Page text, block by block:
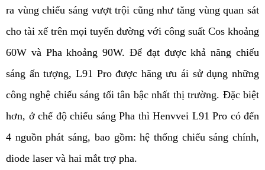
ra vùng chiếu sáng vượt trội cũng như tăng vùng quan sát
cho tài xế trên mọi tuyến đường với công suất Cos khoảng
60W và Pha khoảng 90W. Để đạt được khả năng chiếu
sáng ấn tượng, L91 Pro được hãng ưu ái sử dụng những
công nghệ chiếu sáng tối tân bậc nhất thị trường. Đặc biệt
hơn, ở chế độ chiếu sáng Pha thì Henvvei L91 Pro có đến
4 nguồn phát sáng, bao gồm: hệ thống chiếu sáng chính,
diode laser và hai mắt trợ pha.